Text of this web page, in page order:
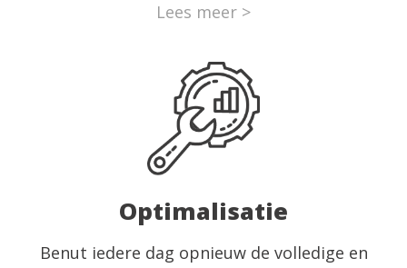
Lees meer >
Optimalisatie
Benut iedere dag opnieuw de volledige en